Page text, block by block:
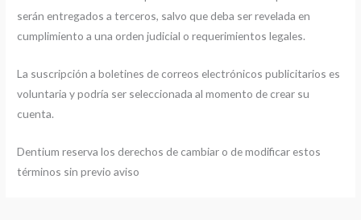
serán entregados a terceros, salvo que deba ser revelada en
cumplimiento a una orden judicial o requerimientos legales.
La suscripción a boletines de correos electrónicos publicitarios es
voluntaria y podría ser seleccionada al momento de crear su
cuenta.
Dentium reserva los derechos de cambiar o de modificar estos
términos sin previo aviso